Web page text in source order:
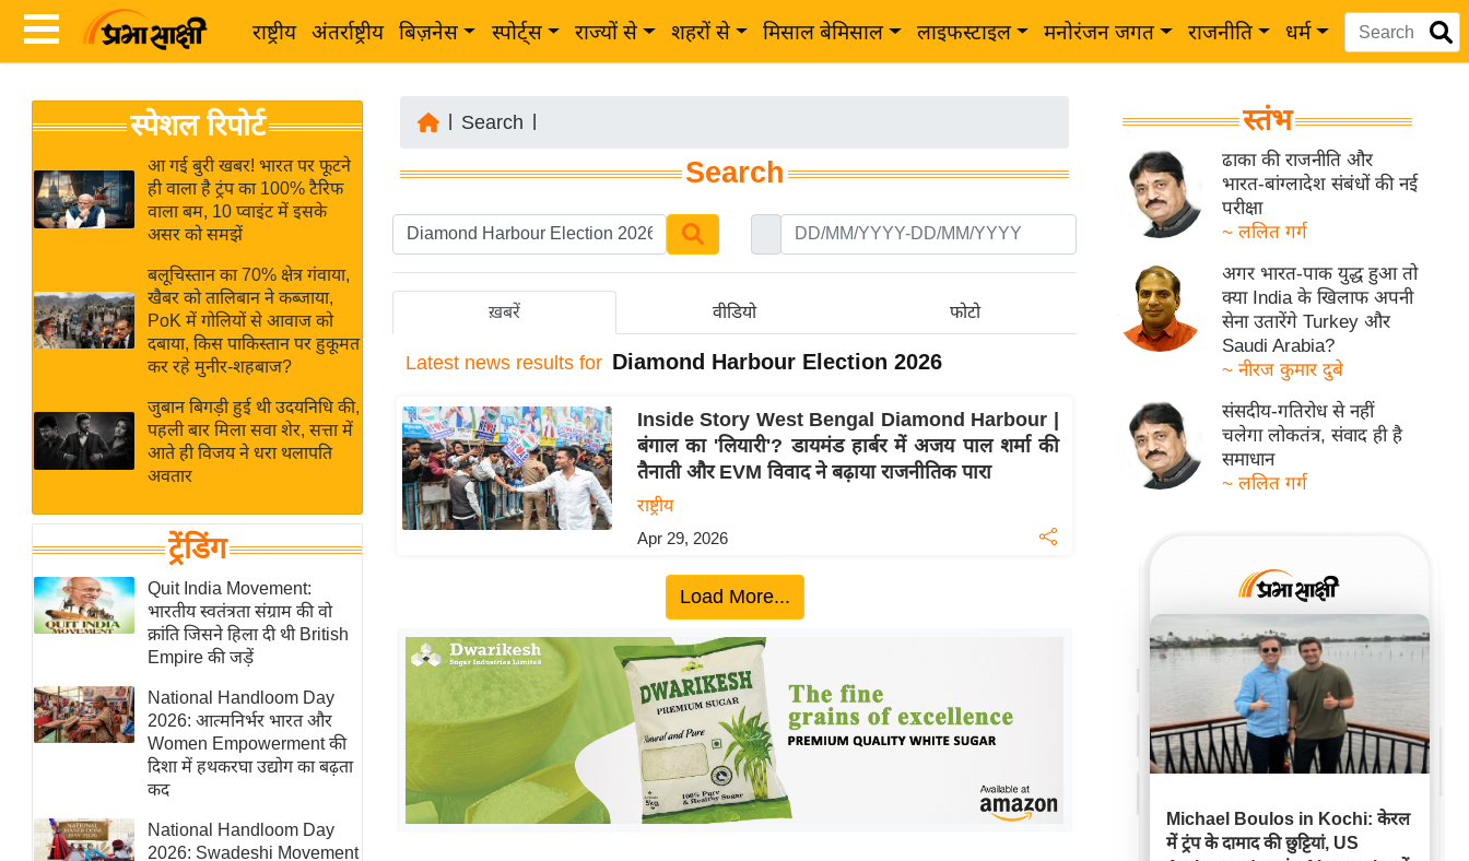
राष्ट्रीय अंतर्राष्ट्रीय बिज़नेस स्पोर्ट्स राज्यों से शहरों से मिसाल बेमिसाल लाइफस्टाइल मनोरंजन जगत राजनीति धर्म
News
Hindi
Live
News in
Hindi
News
Hindi
Videos
ख
ब
र
अंतर्राष्ट्रीय
बिज़नेस
विशेषज्ञ
राय
खेल
क्रिकेट
IPL
2026
ई-पेपर
मिसाल बेमिसाल
शख्सियत
यंग इंडिया
साहित्य जगत
स्पेशल रिपोर्ट
आ गई बुरी खबर! भारत पर फूटने
ही वाला है ट्रंप का 100% टैरिफ
वाला बम, 10 प्वाइंट में इसके
असर को समझें
बलूचिस्तान का 70% क्षेत्र गंवाया,
खैबर को तालिबान ने कब्जाया,
PoK में गोलियों से आवाज को
दबाया, किस पाकिस्तान पर हुकूमत
कर रहे मुनीर-शहबाज?
जुबान बिगड़ी हुई थी उदयनिधि की,
पहली बार मिला सवा शेर, सत्ता में
आते ही विजय ने धरा थलापति
अवतार
ट्रेंडिंग
Quit India Movement:
भारतीय स्वतंत्रता संग्राम की वो
क्रांति जिसने हिला दी थी British
Empire की जड़ें
National Handloom Day
2026: आत्मनिर्भर भारत और
Women Empowerment की
दिशा में हथकरघा उद्योग का बढ़ता
कद
National Handloom Day
2026: Swadeshi Movement
Search
Search
ख़बरें वीडियो फोटो
Latest news results for Diamond Harbour Election 2026
Inside Story West Bengal Diamond Harbour |
बंगाल का 'लियारी'? डायमंड हार्बर में अजय पाल शर्मा की
तैनाती और EVM विवाद ने बढ़ाया राजनीतिक पारा
राष्ट्रीय
Apr 29, 2026
Load More...
स्तंभ
ढाका की राजनीति और
भारत-बांग्लादेश संबंधों की नई
परीक्षा
~ ललित गर्ग
अगर भारत-पाक युद्ध हुआ तो
क्या India के खिलाफ अपनी
सेना उतारेंगे Turkey और
Saudi Arabia?
~ नीरज कुमार दुबे
संसदीय-गतिरोध से नहीं
चलेगा लोकतंत्र, संवाद ही है
समाधान
~ ललित गर्ग
Michael Boulos in Kochi: केरल
में ट्रंप के दामाद की छुट्टियां, US